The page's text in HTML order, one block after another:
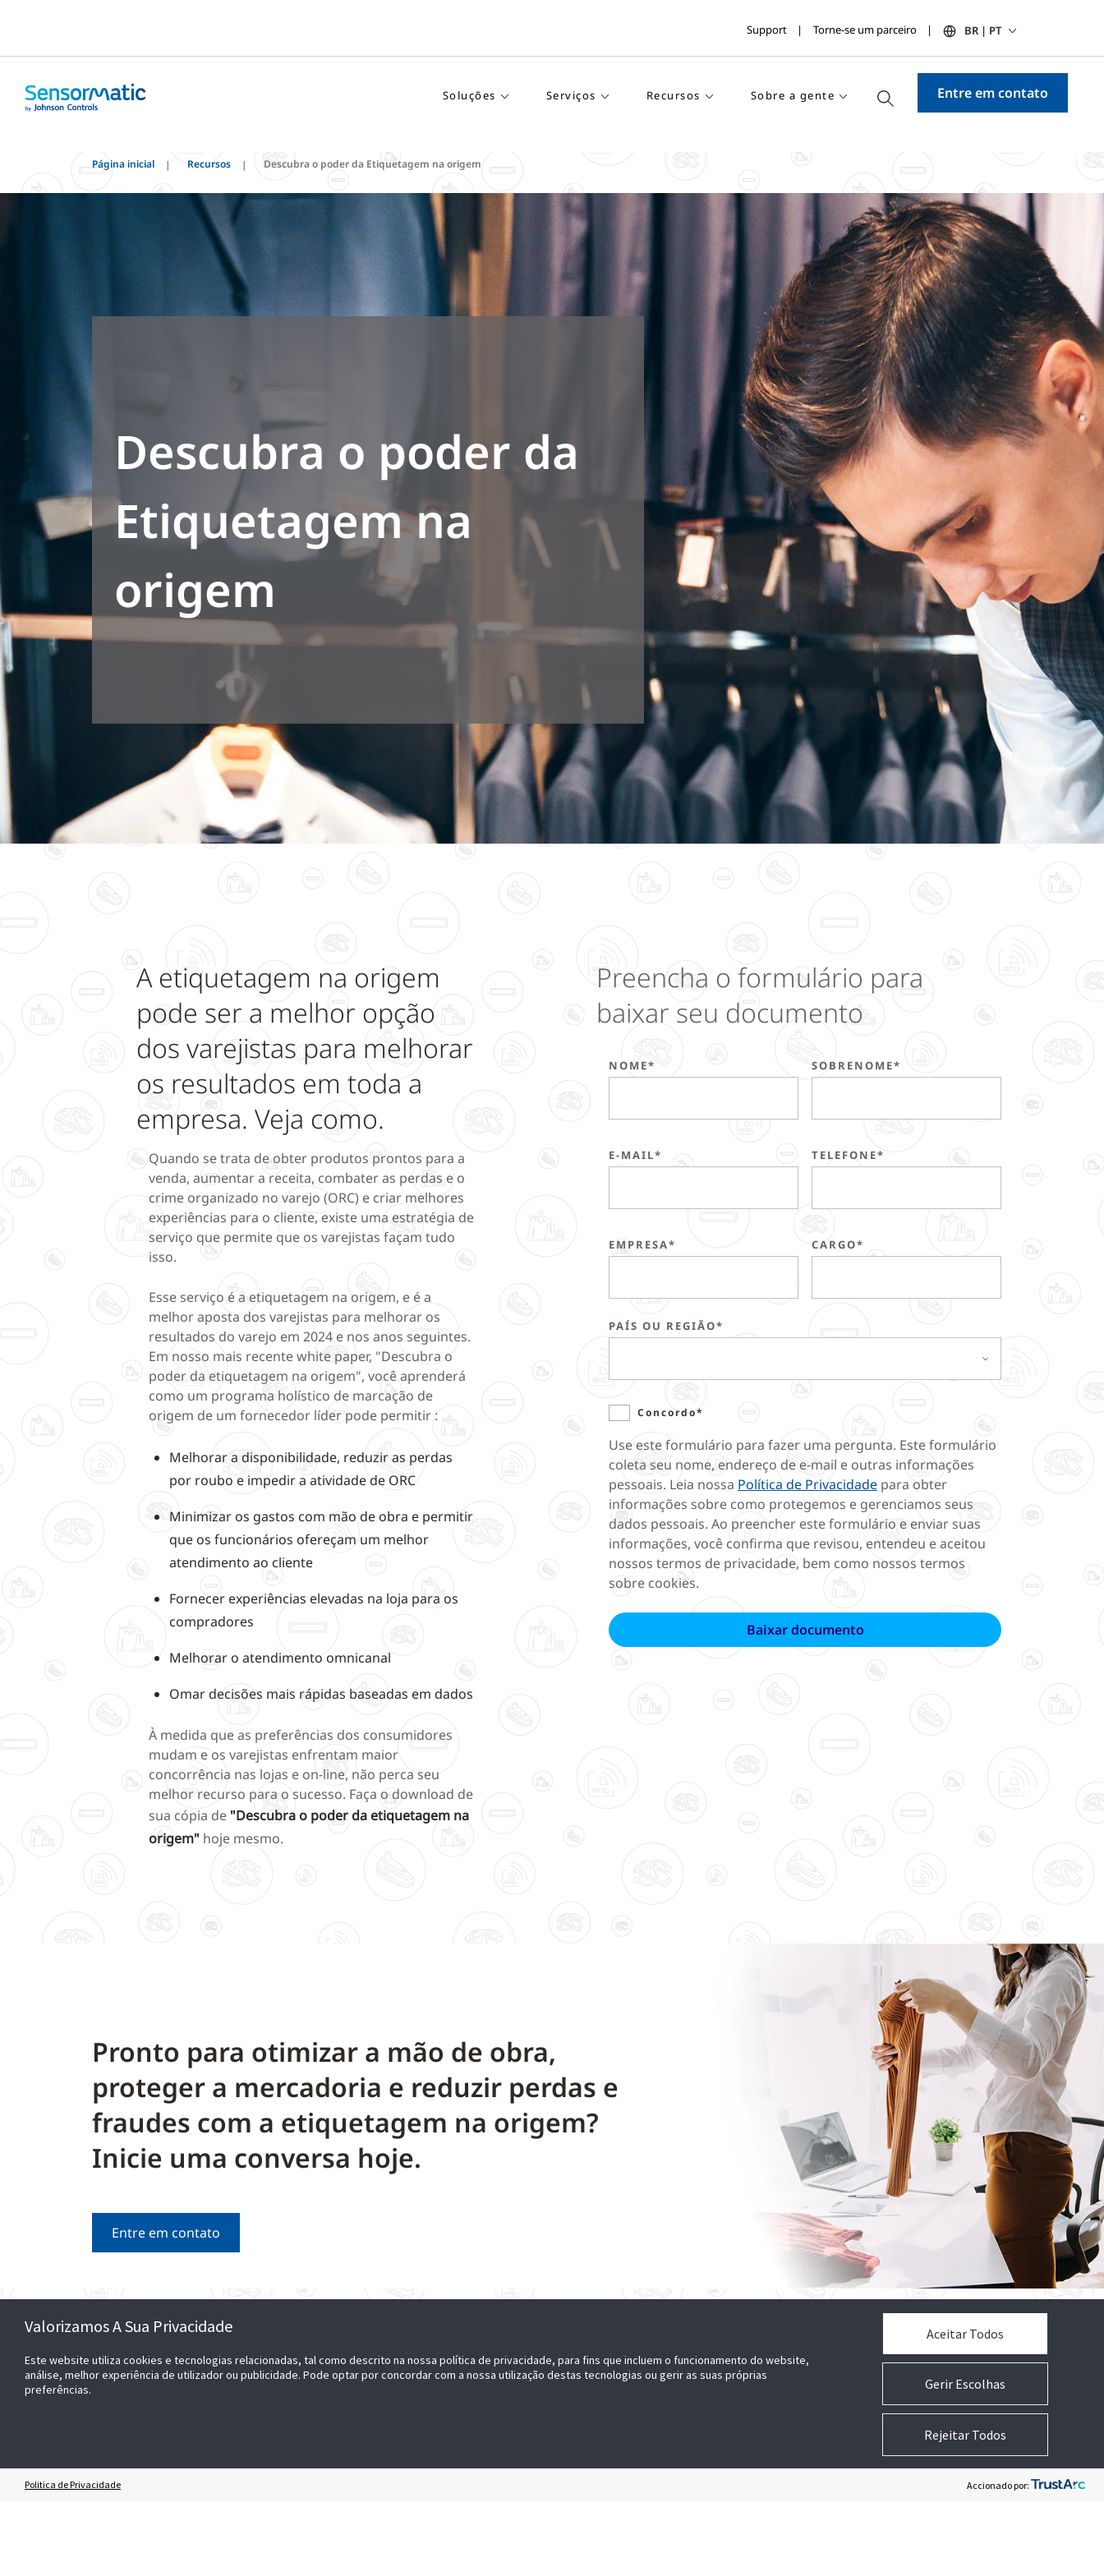
Support Torne-se um parceiro BR | PT
Soluções Serviços Recursos Sobre a gente Entre em contato
Página inicial Recursos Descubra o poder da Etiquetagem na origem
Descubra o poder da
Etiquetagem na
origem
A etiquetagem na origem
pode ser a melhor opção
dos varejistas para melhorar
os resultados em toda a
empresa. Veja como.
Quando se trata de obter produtos prontos para a
venda, aumentar a receita, combater as perdas e o
crime organizado no varejo (ORC) e criar melhores
experiências para o cliente, existe uma estratégia de
serviço que permite que os varejistas façam tudo
isso.
Esse serviço é a etiquetagem na origem, e é a
melhor aposta dos varejistas para melhorar os
resultados do varejo em 2024 e nos anos seguintes.
Em nosso mais recente white paper, "Descubra o
poder da etiquetagem na origem", você aprenderá
como um programa holístico de marcação de
origem de um fornecedor líder pode permitir :
Melhorar a disponibilidade, reduzir as perdas
por roubo e impedir a atividade de ORC
Minimizar os gastos com mão de obra e permitir
que os funcionários ofereçam um melhor
atendimento ao cliente
Fornecer experiências elevadas na loja para os
compradores
Melhorar o atendimento omnicanal
Omar decisões mais rápidas baseadas em dados
À medida que as preferências dos consumidores
mudam e os varejistas enfrentam maior
concorrência nas lojas e on-line, não perca seu
melhor recurso para o sucesso. Faça o download de
sua cópia de "Descubra o poder da etiquetagem na
origem" hoje mesmo.
Preencha o formulário para
baixar seu documento
NOME* SOBRENOME*
E-MAIL* TELEFONE*
EMPRESA* CARGO*
PAÍS OU REGIÃO*
Concordo*
Use este formulário para fazer uma pergunta. Este formulário
coleta seu nome, endereço de e-mail e outras informações
pessoais. Leia nossa Política de Privacidade para obter
informações sobre como protegemos e gerenciamos seus
dados pessoais. Ao preencher este formulário e enviar suas
informações, você confirma que revisou, entendeu e aceitou
nossos termos de privacidade, bem como nossos termos
sobre cookies.
Pronto para otimizar a mão de obra,
proteger a mercadoria e reduzir perdas e
fraudes com a etiquetagem na origem?
Inicie uma conversa hoje.
Entre em contato
Valorizamos A Sua Privacidade
Este website utiliza cookies e tecnologias relacionadas, tal como descrito na nossa política de privacidade, para fins que incluem o funcionamento do website,
análise, melhor experiência de utilizador ou publicidade. Pode optar por concordar com a nossa utilização destas tecnologias ou gerir as suas próprias
preferências.
Gerir Escolhas
Aceitar Todos
Rejeitar Todos
Politica de Privacidade Accionado por: